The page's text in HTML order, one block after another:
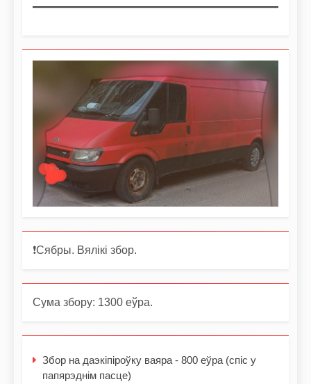
❗️Сябры. Вялікі збор.
Сума збору: 1300 еўра.
Збор на даэкіпіроўку ваяра - 800 еўра (спіс у
папярэднім пасце)